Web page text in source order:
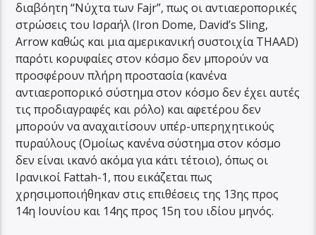
διαβόητη “Νύχτα των Fajr”, πως οι αντιαεροπορικές
στρώσεις του Ισραήλ (Iron Dome, David’s Sling,
Arrow καθώς και μια αμερικανική συστοιχία THAAD)
παρότι κορυφαίες στον κόσμο δεν μπορούν να
προσφέρουν πλήρη προστασία (κανένα
αντιαεροπορικό σύστημα στον κόσμο δεν έχει αυτές
τις προδιαγραφές και ρόλο) και αφετέρου δεν
μπορούν να αναχαιτίσουν υπέρ-υπερηχητικούς
πυραύλους (Ομοίως κανένα σύστημα στον κόσμο
δεν είναι ικανό ακόμα για κάτι τέτοιο), όπως οι
Ιρανικοί Fattah-1, που εικάζεται πως
χρησιμοποιήθηκαν στις επιθέσεις της 13ης προς
14η Ιουνίου και 14ης προς 15η του ιδίου μηνός.